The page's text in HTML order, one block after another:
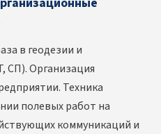
в геодезии и
СП). Организация
Техника
полевых работ на
коммуникаций и